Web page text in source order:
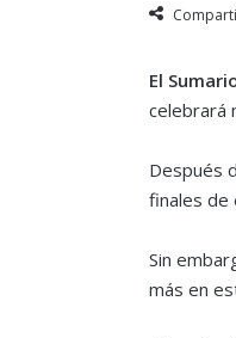
El
celebrará
Después
finales de
Sin
más en